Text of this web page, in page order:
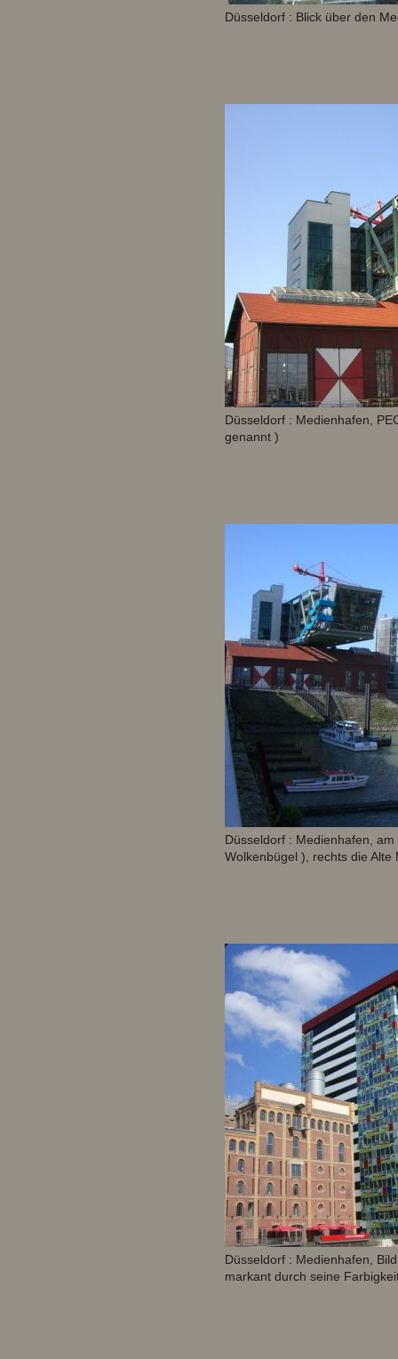
Düsseldorf : Blick über den
Düsseldorf : Medienhafen,
genannt )
Düsseldorf : Medienhafen,
Wolkenbügel ), rechts die
Düsseldorf : Medienhafen,
markant durch seine